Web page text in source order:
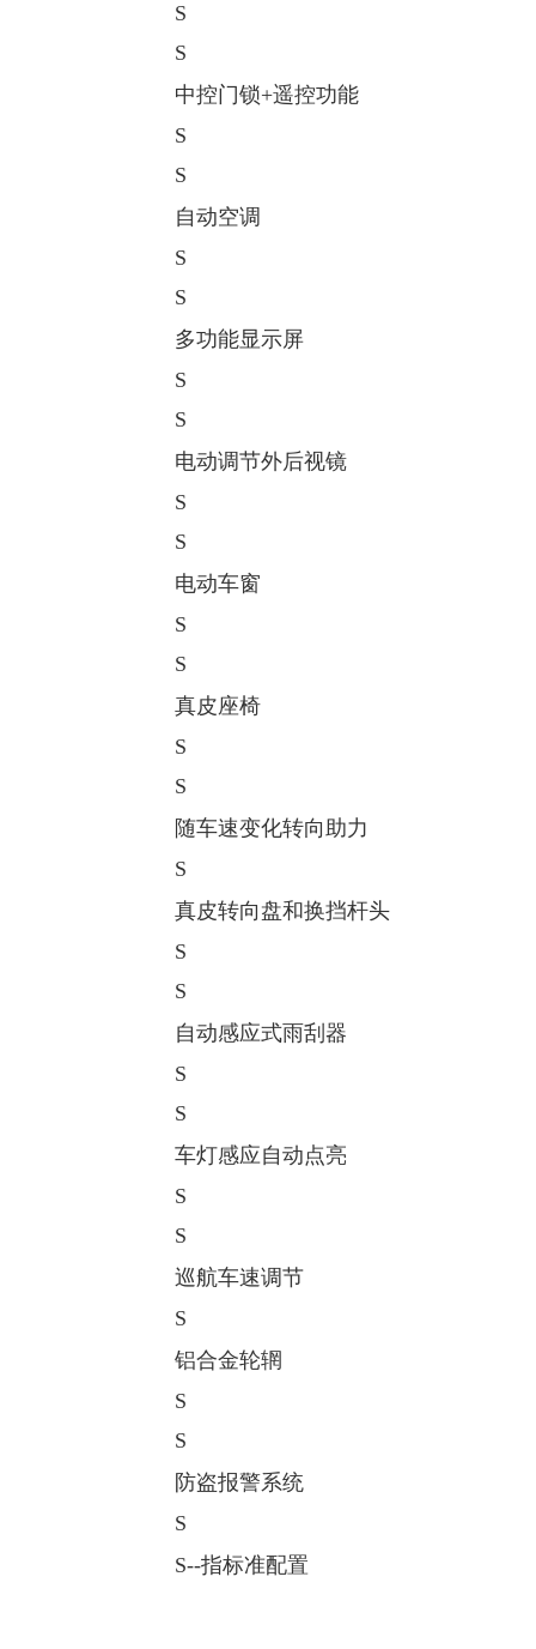
S
S
中控门锁+遥控功能
S
S
自动空调
S
S
多功能显示屏
S
S
电动调节外后视镜
S
S
电动车窗
S
S
真皮座椅
S
S
随车速变化转向助力
S
真皮转向盘和换挡杆头
S
S
自动感应式雨刮器
S
S
车灯感应自动点亮
S
S
巡航车速调节
S
铝合金轮辋
S
S
防盗报警系统
S
S--指标准配置